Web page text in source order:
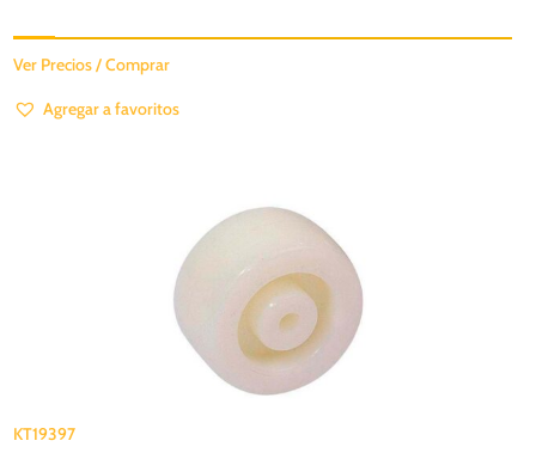
Ver Precios / Comprar
Agregar a favoritos
KT19397